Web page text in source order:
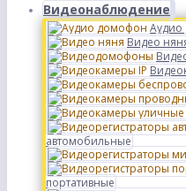
Видеонаблюдение
Видео
автомобильные
портативные